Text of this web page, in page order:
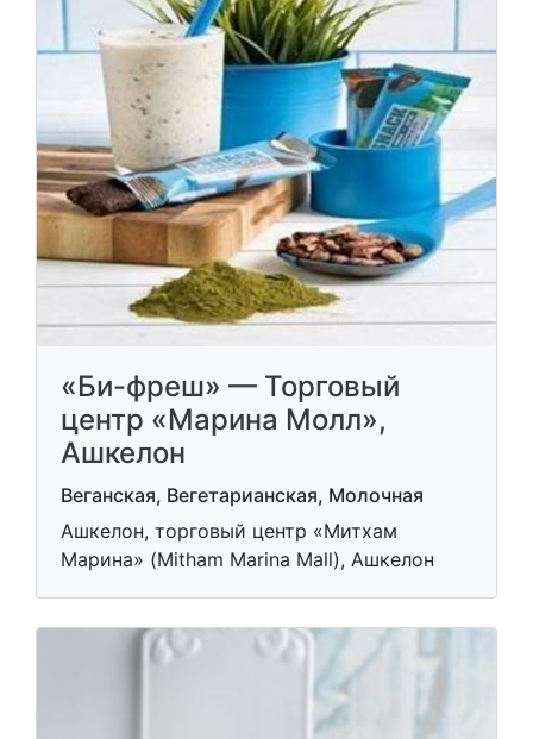
«Би-фреш» — Торговый
центр «Марина Молл»,
Ашкелон
Веганская, Вегетарианская, Молочная
Ашкелон, торговый центр «Митхам
Марина» (Mitham Marina Mall), Ашкелон